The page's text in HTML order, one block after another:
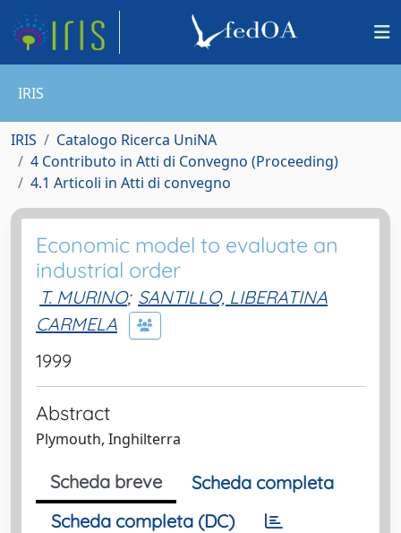
IRIS
IRIS
Catalogo Ricerca UniNA
4 Contributo in Atti di Convegno (Proceeding)
4.1 Articoli in Atti di convegno
Economic model to evaluate an
industrial order
T. MURINO; SANTILLO, LIBERATINA
CARMELA
1999
Abstract
Plymouth, Inghilterra
Scheda breve
Scheda completa
Scheda completa (DC)